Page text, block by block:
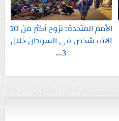
الأمم المتحدة: نزوح أكثر من 10
آلاف شخص في السودان خلال
3...